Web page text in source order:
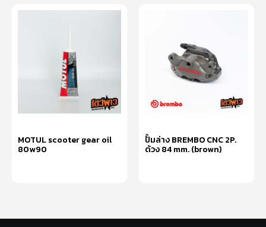
MOTUL scooter gear oil
80w90
ปั้มล่าง BREMBO CNC 2P.
ด้วง 84 mm. (brown)